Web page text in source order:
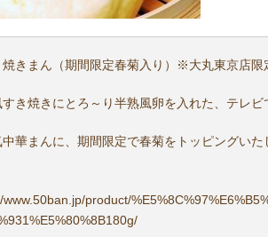
焼きまん（期間限定春菊入り）※大丸東京店
き焼きにとろ～り半熟風卵を入れた、テレビ
中華まんに、期間限定で春菊をトッピングいた
www.50ban.jp/product/